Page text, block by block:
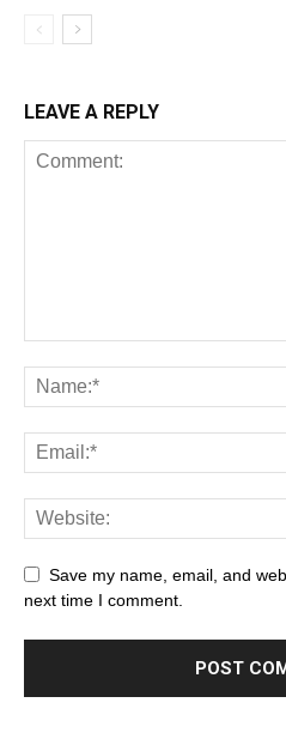
LEAVE A REPLY
Save my name, email, and
next time I comment.